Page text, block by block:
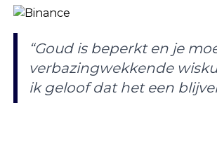
“Goud is beperkt en je
verbazingwekkende
ik geloof dat het een